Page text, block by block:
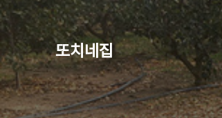
또치네집